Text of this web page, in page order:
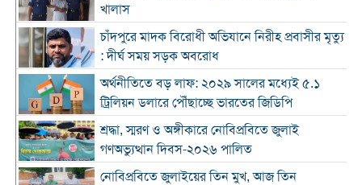
খালাস
চাঁদপুরে মাদক বিরোধী অভিযানে নিরীহ প্রবাসীর মৃত্যু
: দীর্ঘ সময় সড়ক অবরোধ
অর্থনীতিতে বড় লাফ: ২০২৯ সালের মধ্যেই ৫.১
ট্রিলিয়ন ডলারে পৌঁছাচ্ছে ভারতের জিডিপি
শ্রদ্ধা, স্মরণ ও অঙ্গীকারে নোবিপ্রবিতে জুলাই
গণঅভ্যুত্থান দিবস-২০২৬ পালিত
নোবিপ্রবিতে জুলাইয়ের তিন মুখ, আজ তিন